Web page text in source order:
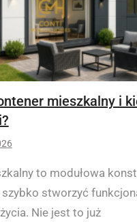
mieszkalny i
to modułowa
stworzyć
Nie jest to już